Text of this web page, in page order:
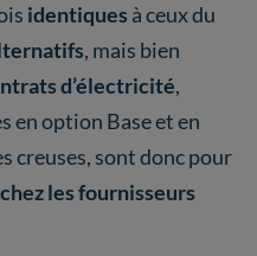
identiques à ceux du
, mais bien
d’électricité,
en option Base et en
creuses, sont donc pour
les fournisseurs